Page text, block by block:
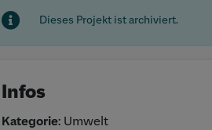
Dieses Projekt ist archiviert.
Infos
Kategorie: Umwelt